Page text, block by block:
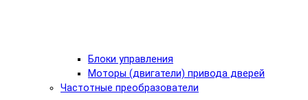
Блоки управления
Моторы (двигатели) привода дверей
Частотные преобразователи